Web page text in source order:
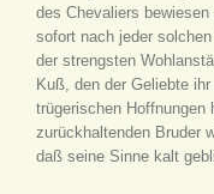
des Chevaliers
sofort nach jeder
der strengsten
Kuß, den der Geliebte
trügerischen Hoffnungen
zurückhaltenden Bruder
daß seine Sinne kalt